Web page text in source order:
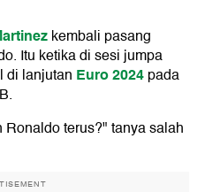
kembali pasang
Itu ketika di sesi jumpa
di lanjutan Euro 2024pada
terus?" tanya salah